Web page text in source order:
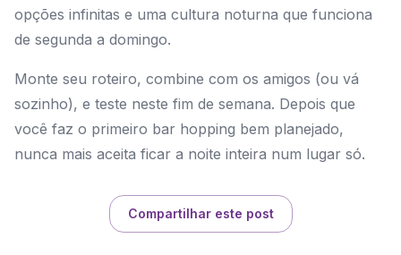
opções infinitas e uma cultura noturna que funciona
de segunda a domingo.
Monte seu roteiro, combine com os amigos (ou vá
sozinho), e teste neste fim de semana. Depois que
você faz o primeiro bar hopping bem planejado,
nunca mais aceita ficar a noite inteira num lugar só.
Compartilhar este post